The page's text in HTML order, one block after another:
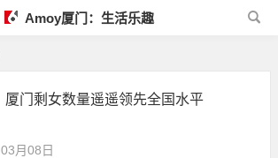
Amoy厦门：生活乐趣
厦门剩女数量遥遥领先全国水平
03月08日